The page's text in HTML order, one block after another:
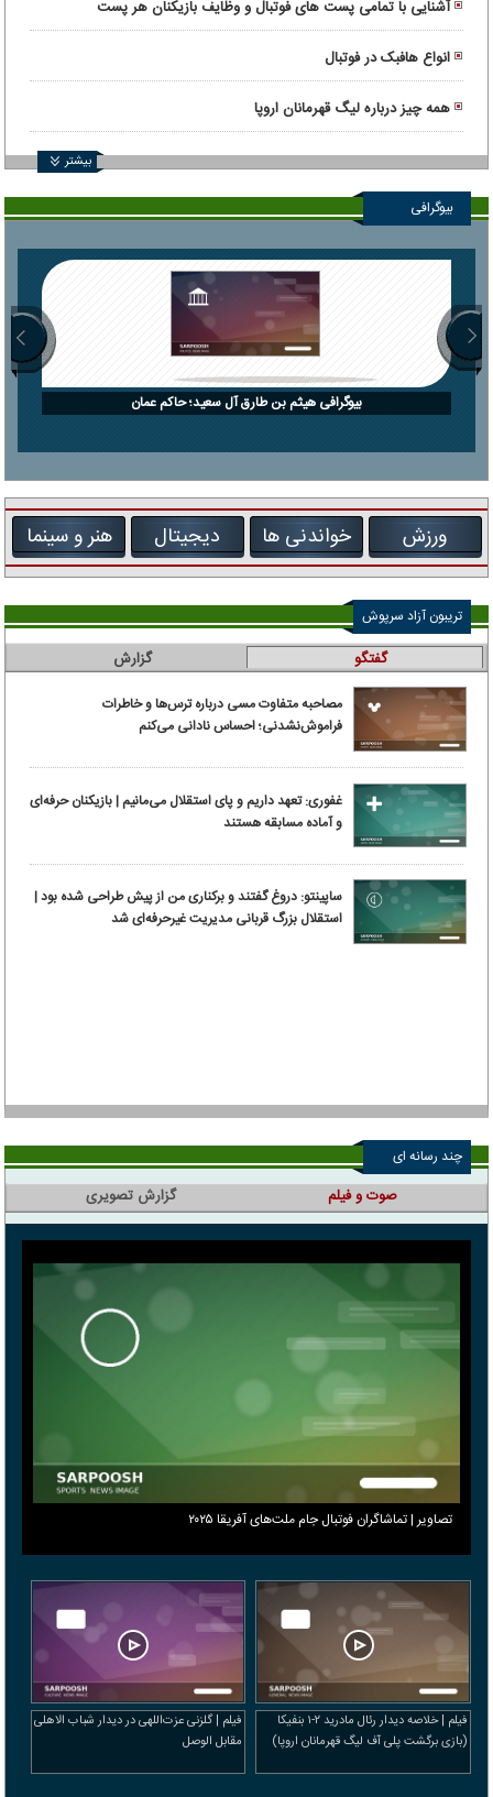
آشنایی با تمامی پست های فوتبال و وظایف بازیکنان هر پست
انواع هافبک در فوتبال
همه چیز درباره لیگ قهرمانان اروپا
بیشتر
بیوگرافی
بیوگرافی هیثم بن طارق آل سعید؛ حاکم عمان
ورزش خواندنی ها دیجیتال هنر و سینما
تریبون آزاد سرپوش
گفتگو گزارش
مصاحبه متفاوت مسی درباره ترس‌ها و خاطرات
فراموش‌نشدنی؛ احساس نادانی می‌کنم
غفوری: تعهد داریم و پای استقلال می‌مانیم | بازیکنان حرفه‌ای
و آماده مسابقه هستند
ساپینتو: دروغ گفتند و برکناری من از پیش طراحی شده بود |
استقلال بزرگ قربانی مدیریت غیرحرفه‌ای شد
چند رسانه ای
صوت و فیلم
تصاویر | تماشاگران فوتبال جام ملت‌های آفریقا ۲۰۲۵
فیلم | خلاصه دیدار رئال مادرید ۲-۱ بنفیکا
(بازی برگشت پلی آف لیگ قهرمانان اروپا)
فیلم | گلزنی عزت‌اللهی در دیدار شباب الاهلی
مقابل الوصل
گزارش تصویری